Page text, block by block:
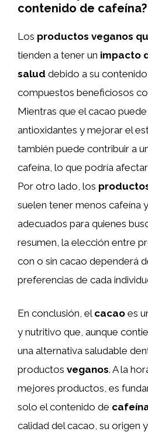
contenido de cafeína?
Los productos veganos
tienden a tener un impacto
salud debido a su
compuestos beneficiosos
Mientras que el cacao
antioxidantes y mejorar el
también puede contribuir a
cafeína, lo que podría
Por otro lado, los
suelen tener menos cafeína
adecuados para quienes
resumen, la elección entre
con o sin cacao dependerá
preferencias de cada
En conclusión, el cacao es
y nutritivo que, aunque
una alternativa saludable
productos veganos. A la
mejores productos, es
solo el contenido de
calidad del cacao, su origen